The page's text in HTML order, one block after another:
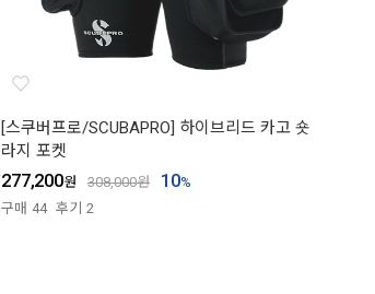
[스쿠버프로/SCUBAPRO] 하이브리드 카고 숏
라지 포켓
277,200원 308,000원 10%
구매 44 후기 2